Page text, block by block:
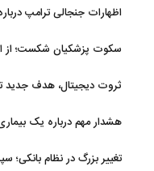
اظهارات جنجالی ترامپ
سکوت پزشکیان شکست؛ از
ثروت دیجیتال، هدف جدید
هشدار مهم درباره یک
تغییر بزرگ در نظام بانکی؛